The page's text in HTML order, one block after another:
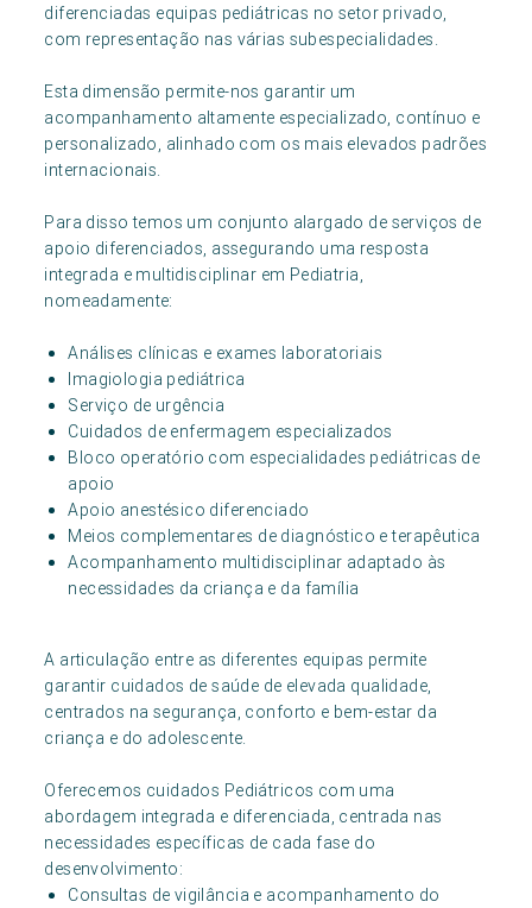
diferenciadas equipas pediátricas no setor privado,
com representação nas várias subespecialidades.
Esta dimensão permite-nos garantir um
acompanhamento altamente especializado, contínuo e
personalizado, alinhado com os mais elevados padrões
internacionais.
Para disso temos um conjunto alargado de serviços de
apoio diferenciados, assegurando uma resposta
integrada e multidisciplinar em Pediatria,
nomeadamente:
Análises clínicas e exames laboratoriais
Imagiologia pediátrica
Serviço de urgência
Cuidados de enfermagem especializados
Bloco operatório com especialidades pediátricas de
apoio
Apoio anestésico diferenciado
Meios complementares de diagnóstico e terapêutica
Acompanhamento multidisciplinar adaptado às
necessidades da criança e da família
A articulação entre as diferentes equipas permite
garantir cuidados de saúde de elevada qualidade,
centrados na segurança, conforto e bem-estar da
criança e do adolescente.
Oferecemos cuidados Pediátricos com uma
abordagem integrada e diferenciada, centrada nas
necessidades específicas de cada fase do
desenvolvimento:
Consultas de vigilância e acompanhamento do